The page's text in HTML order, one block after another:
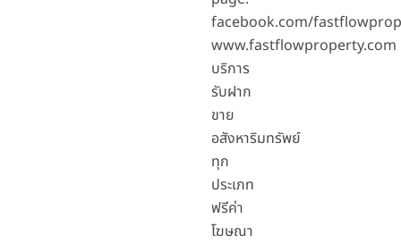
facebook.com/
www.fastflowproperty.com
บริการ
รับฝาก
ขาย
อสังหาริมทรัพย์
ทุก
ประเภท
ฟรีค่า
โฆษณา